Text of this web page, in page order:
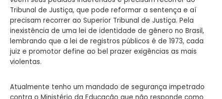
Tribunal de Justiça, que pode reformar a sentença e aí
precisam recorrer ao Superior Tribunal de Justiça. Pela
inexistência de uma lei de identidade de gênero no Brasil,
lembrando que a lei de registros públicos é de 1973, cada
juiz e promotor define ao bel prazer exigências as mais
violentas.
Atualmente tenho um mandado de segurança impetrado
contra o Ministério da Educação que não responde como